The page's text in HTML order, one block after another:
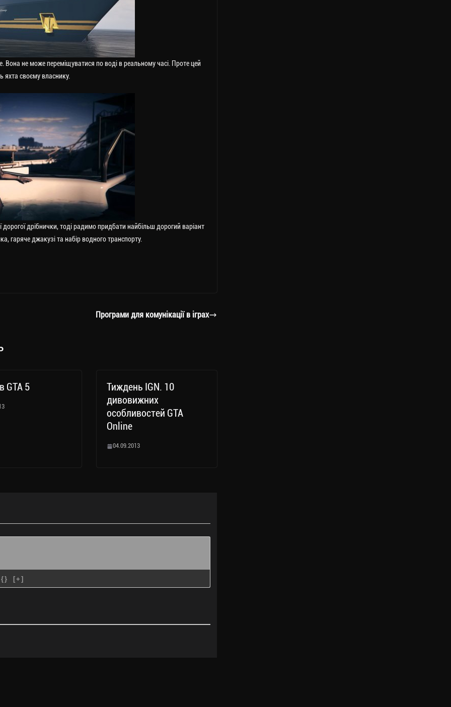
Вона не може переміщуватися по воді в реальному часі. Проте цей
яхта своєму власнику.
дрібнички, тоді радимо придбати найбільш дорогий варіант
гаряче джакузі та набір водного транспорту.
Програми для комунікації в іграх
GTA 5
Тиждень IGN. 10
дивовижних
особливостей GTA
Online
04.09.2013
{} [+]